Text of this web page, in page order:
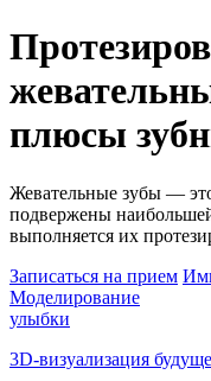
плюсы
Жевательные зубы —
подвержены
выполняется их
Записаться на прием
Моделирование
улыбки
3D-визуализация